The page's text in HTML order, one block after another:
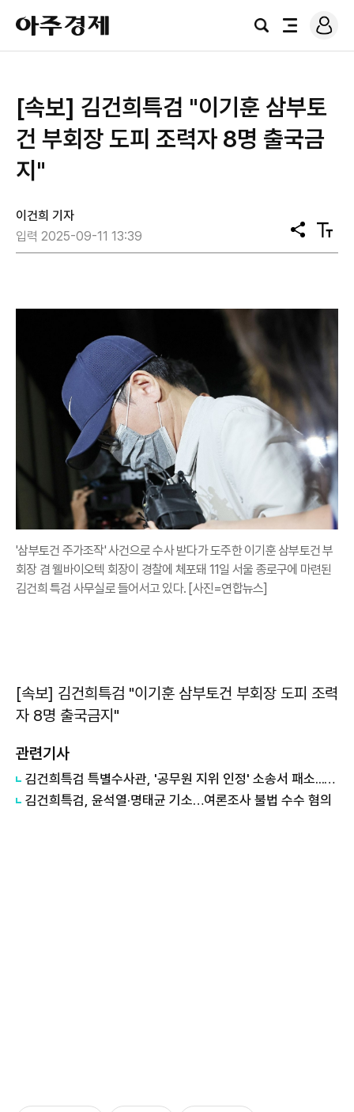
아
주
경
검
전
로
그
[속보] 김건희특검 "이기훈 삼부토
건 부회장 도피 조력자 8명 출국금
지"
이건희 기자
입력 2025-09-11 13:39
공
유
텍
스
'삼부토건 주가조작' 사건으로 수사 받다가 도주한 이기훈 삼부토건 부
회장 겸 웰바이오텍 회장이 경찰에 체포돼 11일 서울 종로구에 마련된
김건희 특검 사무실로 들어서고 있다. [사진=연합뉴스]
[속보] 김건희특검 "이기훈 삼부토건 부회장 도피 조력
자 8명 출국금지"
관련기사
김건희특검 특별수사관, '공무원 지위 인정' 소송서 패소..."공무원 신분 부여 규정 없어"
김건희특검, 윤석열·명태균 기소…여론조사 불법 수수 혐의